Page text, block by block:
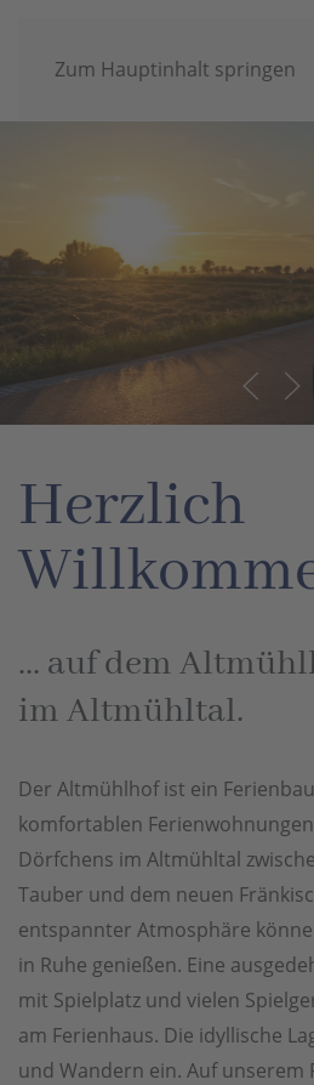
Zum Hauptinhalt springen
Herzlich
... auf dem
im Altmühltal.
Der Altmühlhof ist ein
komfortablen
Dörfchens im Altmühltal
Tauber und dem neuen
entspannter Atmosphäre
in Ruhe genießen. Eine
mit Spielplatz und vielen
am Ferienhaus. Die idyllische
und Wandern ein. Auf unserem